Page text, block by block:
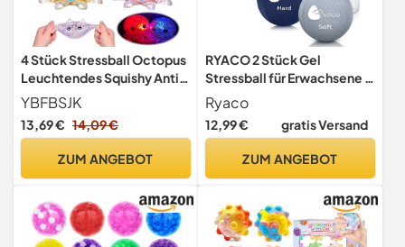
4 Stück Stressball Octopus
Leuchtendes Squishy Anti
Stress Bälle für Kinder &
Erwachsene Anti Stress
Squeeze Ball Fidget
Entspannung, ADHS &
Füllstoff
YBFBSJK
13,69 € 14,09 €
ZUM ANGEBOT
RYACO 2 Stück Gel
Stressball für Erwachsene -
Antistressball Mit
verschiedenen Stärken und
Größen - Anti Stress Bälle
Motivierendes Knetball
Ryaco
12,99 € gratis Versand
ZUM ANGEBOT